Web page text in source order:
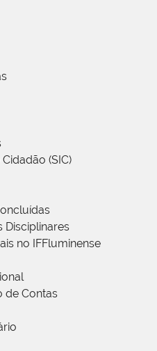
(SIC)
Disciplinares
no IFFluminense
de Contas